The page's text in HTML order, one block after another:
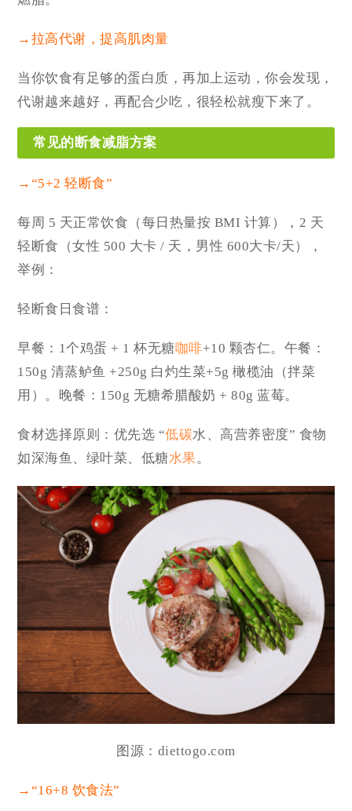
→拉高代谢，提高肌肉量
当你饮食有足够的蛋白质，再加上运动，你会发现，
代谢越来越好，再配合少吃，很轻松就瘦下来了。
常见的断食减脂方案
→“5+2 轻断食”
每周 5 天正常饮食 （每日热量按 BMI 计算）， 2 天
轻断食
（女性 500 大卡 / 天，男性 600大卡/天），
举例：
轻断食 日食谱：
早餐：1个鸡蛋 + 1 杯无糖咖啡+10 颗杏仁。 午餐：
150g 清蒸鲈鱼 +250g 白灼生菜+5g 橄榄油（拌菜
用）。晚餐：150g 无糖希腊酸奶 + 80g 蓝莓。
食材选择原则：优先选 “低碳水、高营养密度” 食物
如深海鱼、绿叶菜、低糖水果。
图源：diettogo.com
→“16+8 饮食法”